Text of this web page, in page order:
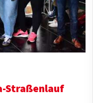
Straßenlauf